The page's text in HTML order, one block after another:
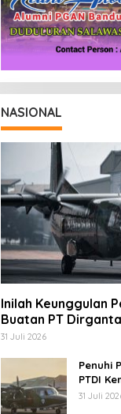
NASIONAL
Inilah Keunggulan
Buatan PT
Dukung Berbagai
31 Juli 2026
Penuhi
PTDI
31 Juli